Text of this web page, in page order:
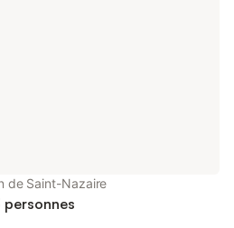
de Saint-Nazaire
personnes